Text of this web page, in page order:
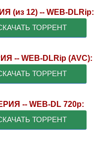
(из 12) -- WEB-DLRip:
ТОРРЕНТ
-- WEB-DLRip (AVC):
ТОРРЕНТ
-- WEB-DL 720p:
ТОРРЕНТ